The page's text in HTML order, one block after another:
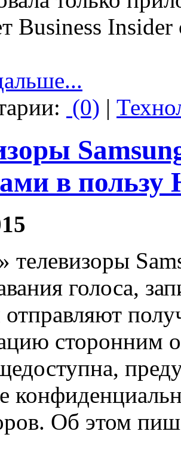
Business Insider
(0) |
в
телевизоры
голоса,
отправляют
сторонним
Об этом